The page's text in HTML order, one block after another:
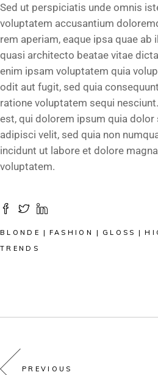
Sed ut perspiciatis unde omnis
voluptatem accusantium
rem aperiam, eaque ipsa quae
quasi architecto beatae vitae
enim ipsam voluptatem quia
odit aut fugit, sed quia
ratione voluptatem sequi
est, qui dolorem ipsum quia dolor
adipisci velit, sed quia non
incidunt ut labore et dolore
voluptatem.
BLONDE FASHION GLOSS
TRENDS
PREVIOUS